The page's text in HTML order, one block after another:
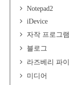
Notepad2
iDevice
자작 프로그램
블로그
라즈베리 파이
미디어